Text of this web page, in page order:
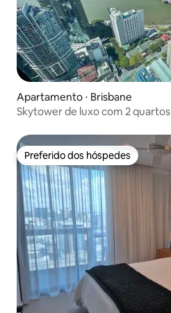
Apartamento ⋅ Brisbane
Skytower de luxo com 2
Preferido dos hóspedes
Preferido dos hóspedes